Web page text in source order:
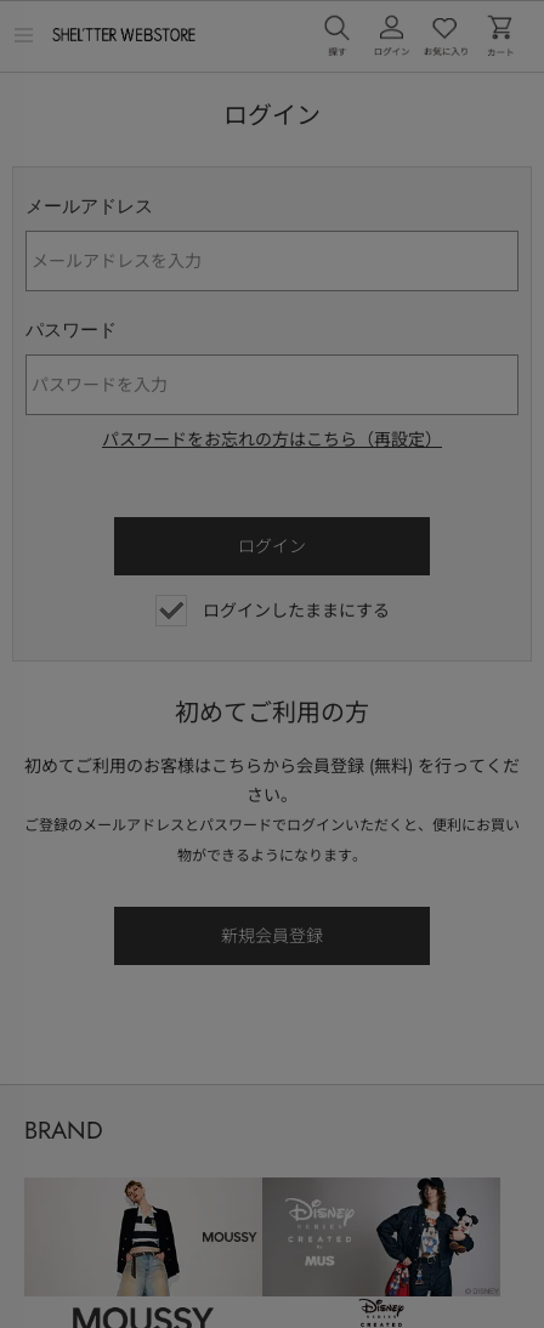
ログイン
メールアドレス
パスワード
パスワードをお忘れの方はこちら（再設定）
ログインしたままにする
初めてご利用の方
初めてご利用のお客様はこちらから会員登録 (無料) を行ってくだ
さい。
ご登録のメールアドレスとパスワードでログインいただくと、便利にお買い
物ができるようになります。
BRAND